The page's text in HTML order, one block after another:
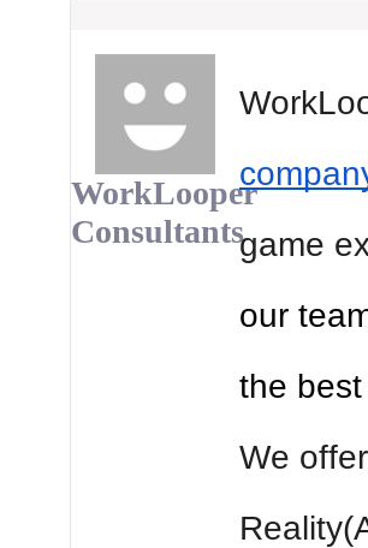
WorkLooper
Consultantsgame
our
the
We